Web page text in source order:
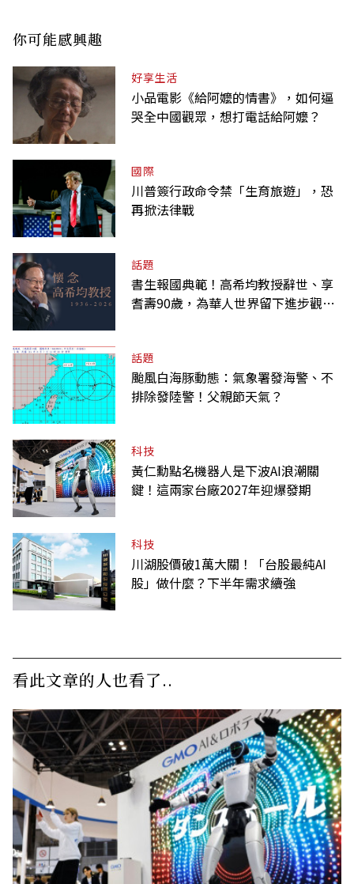
你可能感興趣
好享生活
小品電影《給阿嬤的情書》，如何逼
哭全中國觀眾，想打電話給阿嬤？
國際
川普簽行政命令禁「生育旅遊」，恐
再掀法律戰
話題
書生報國典範！高希均教授辭世、享
耆壽90歲，為華人世界留下進步觀念
話題
颱風白海豚動態：氣象署發海警、不
排除發陸警！父親節天氣？
科技
黃仁勳點名機器人是下波AI浪潮關
鍵！這兩家台廠2027年迎爆發期
科技
川湖股價破1萬大關！「台股最純AI
股」做什麼？下半年需求續強
看此文章的人也看了..